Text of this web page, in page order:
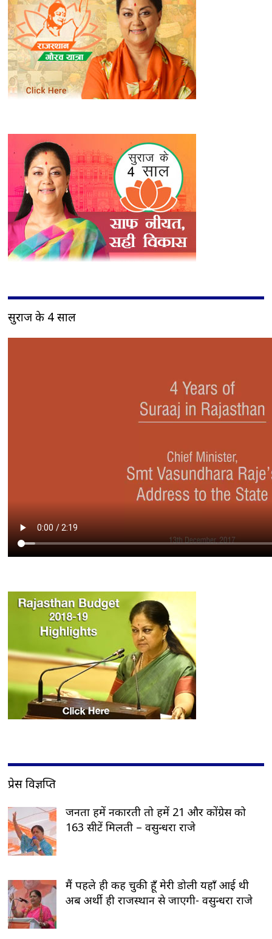
सुराज के 4 साल
प्रेस विज्ञप्ति
जनता हमें नकारती तो हमें 21 और कोंग्रेस को
163 सीटें मिलती – वसुन्धरा राजे
मैं पहले ही कह चुकी हूँ मेरी डोली यहाँ आई थी
अब अर्थी ही राजस्थान से जाएगी- वसुन्धरा राजे